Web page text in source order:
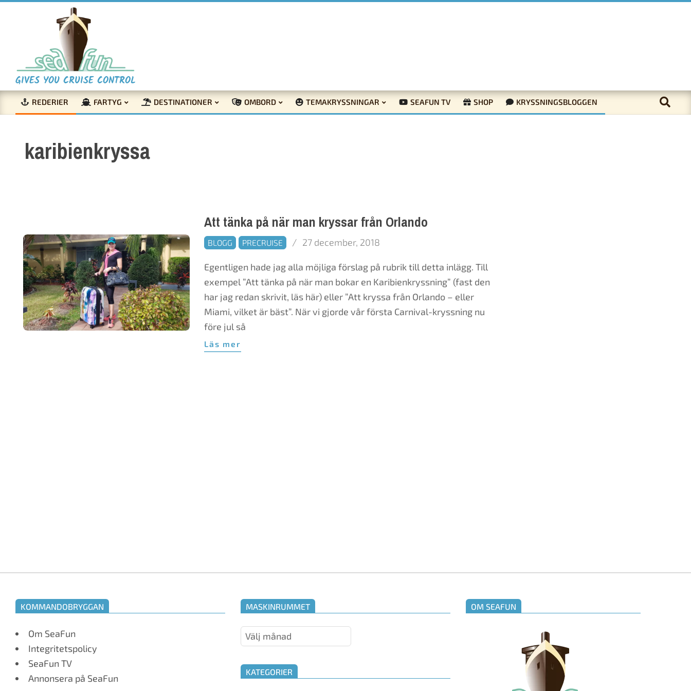
S
e
a
n
GIVES YOU CRUISE CONTROL
Primary
REDERIER FARTYG DESTINATIONER OMBORD TEMAKRYSSNINGAR SEAFUN TV SHOP KRYSSNINGSBLOGGEN
karibienkryssa
Att tänka på när man kryssar från Orlando
2018-
27
BLOGG PRECRUISE 27 december, 2018
Egentligen hade jag alla möjliga förslag på rubrik till detta inlägg. Till
exempel ”Att tänka på när man bokar en Karibienkryssning” (fast den
har jag redan skrivit, läs här) eller ”Att kryssa från Orlando – eller
Miami, vilket är bäst”. När vi gjorde vår första Carnival-kryssning nu
före jul så
Läs mer
KOMMANDOBRYGGAN
Om SeaFun
Integritetspolicy
SeaFun TV
Annonsera på SeaFun
MASKINRUMMET
Maskinrummet
KATEGORIER
OM SEAFUN